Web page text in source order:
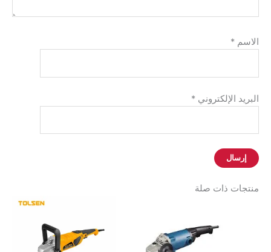
الاسم *
البريد الإلكتروني *
منتجات ذات صلة